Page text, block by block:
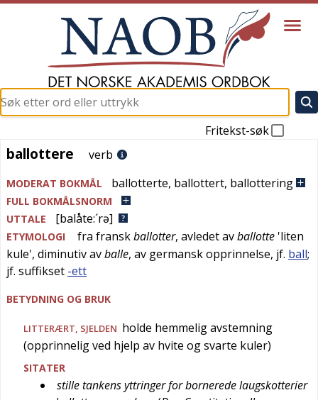
Fritekst-søk
ballottere
ballottere verb
MODERAT BOKMÅL ballotterte, ballottert, ballottering
FULL BOKMÅLSNORM
UTTALE
[balåte:´rə]
ETYMOLOGI fra franskballotter, avledet avballotte 'liten
kule', diminutiv avballe, av germansk opprinnelse, jf. ball;
jf. suffikset -ett
BETYDNING OG BRUK
LITTERÆRT, SJELDEN holde hemmelig avstemning
(opprinnelig ved hjelp av hvite og svarte kuler)
SITATER
stille tankens yttringer for bornerede laugskotterier